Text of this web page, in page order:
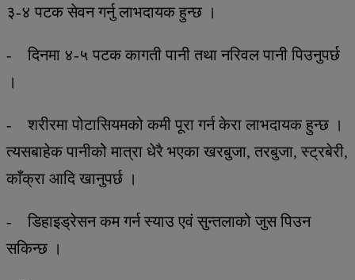
३-४ पटक सेवन गर्नु लाभदायक हुन्छ ।
- दिनमा ४-५ पटक कागती पानी तथा नरिवल पानी पिउनुपर्छ
।
- शरीरमा पोटासियमको कमी पूरा गर्न केरा लाभदायक हुन्छ ।
त्यसबाहेक पानीकोे मात्रा धेरै भएका खरबुजा, तरबुजा, स्ट्रबेरी,
काँक्रा आदि खानुपर्छ ।
- डिहाइड्रेसन कम गर्न स्याउ एवं सुन्तलाको जुस पिउन
सकिन्छ ।